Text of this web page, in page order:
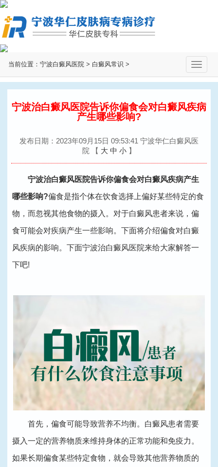
当前位置： 宁波白癜风医院 > 白癜风常识 >
切
换
宁波治白癜风医院告诉你偏食会对白癜风疾病
产生哪些影响?
发布日期：2023年09月15日 09:53:41 宁波华仁白癜风医
院
【 大 中 小 】
宁波治白癜风医院告诉你偏食会对白癜风疾病产生
哪些影响?偏食是指个体在饮食选择上偏好某些特定的食
物，而忽视其他食物的摄入。对于白癜风患者来说，偏
食可能会对疾病产生一些影响。下面将介绍偏食对白癜
风疾病的影响。下面宁波治白癜风医院来给大家解答一
下吧!
首先，偏食可能导致营养不均衡。白癜风患者需要
摄入一定的营养物质来维持身体的正常功能和免疫力。
如果长期偏食某些特定食物，就会导致其他营养物质的